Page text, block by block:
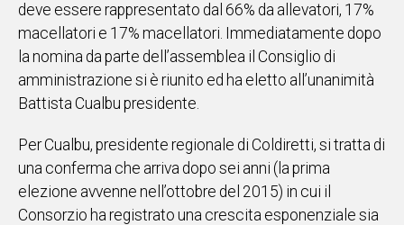
UNISCITI
AL CANALE
WHATSAPP
deve essere rappresentato dal 66% da allevatori, 17%
macellatori e 17% macellatori. Immediatamente dopo
la nomina da parte dell’assemblea il Consiglio di
amministrazione si è riunito ed ha eletto all’unanimità
Battista Cualbu presidente.
Per Cualbu, presidente regionale di Coldiretti, si tratta di
una conferma che arriva dopo sei anni (la prima
elezione avvenne nell’ottobre del 2015) in cui il
Consorzio ha registrato una crescita esponenziale sia